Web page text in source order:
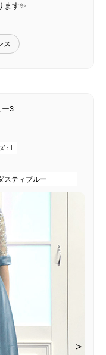
ます✨
ス
3
： L
スティブルー
＞
＞
＞
＞
＞
＞
＞